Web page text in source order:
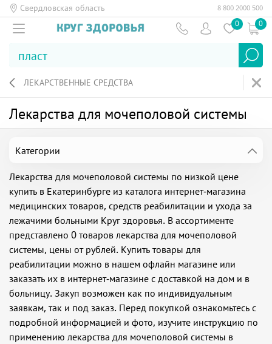
Свердловская область 8 800 2000 500
0 0
ЛЕКАРСТВЕННЫЕ СРЕДСТВА
Лекарства для мочеполовой системы
Лекарства для мочеполовой системы по низкой цене
купить в Екатеринбурге из каталога интернет-магазина
медицинских товаров, средств реабилитации и ухода за
лежачими больными Круг здоровья. В ассортименте
представлено 0 товаров лекарства для мочеполовой
системы, цены от рублей. Купить товары для
реабилитации можно в нашем офлайн магазине или
заказать их в интернет-магазине с доставкой на дом и в
больницу. Закуп возможен как по индивидуальным
заявкам, так и под заказ. Перед покупкой ознакомьтесь с
подробной информацией и фото, изучите инструкцию по
применению лекарства для мочеполовой системы в
Категории